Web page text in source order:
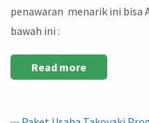
penawaran menarik ini bisa
bawah ini :
Read more